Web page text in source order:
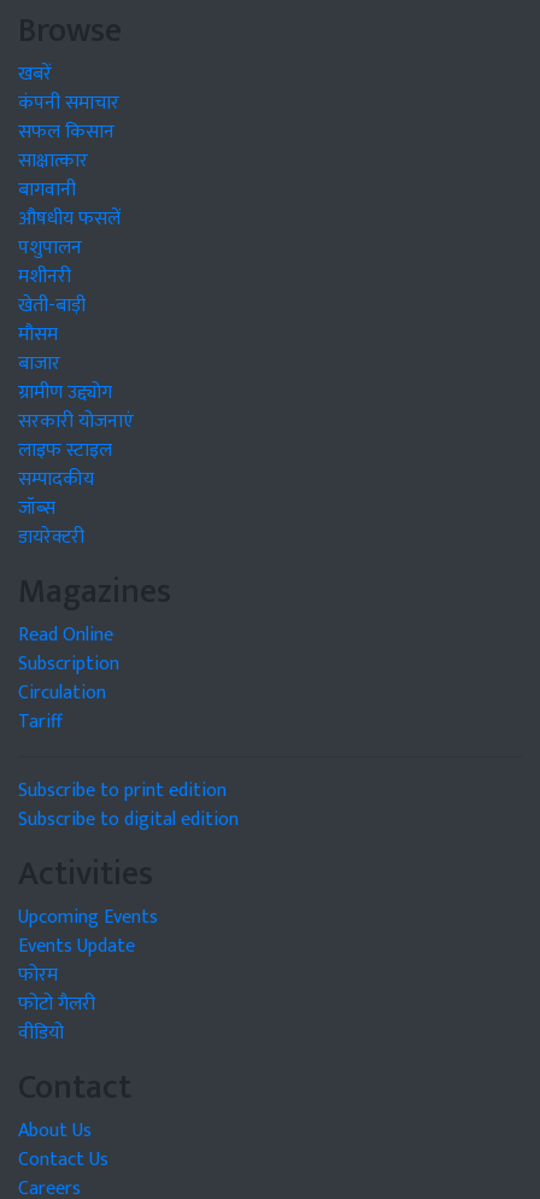
Browse
खबरें
कंपनी समाचार
सफल किसान
साक्षात्कार
बागवानी
औषधीय फसलें
पशुपालन
मशीनरी
खेती-बाड़ी
मौसम
बाजार
ग्रामीण उद्द्योग
सरकारी योजनाएं
लाइफ स्टाइल
सम्पादकीय
जॉब्स
डायरेक्टरी
Magazines
Read Online
Subscription
Circulation
Tariff
Subscribe to print edition
Subscribe to digital edition
Activities
Upcoming Events
Events Update
फोरम
फोटो गैलरी
वीडियो
Contact
About Us
Contact Us
Careers